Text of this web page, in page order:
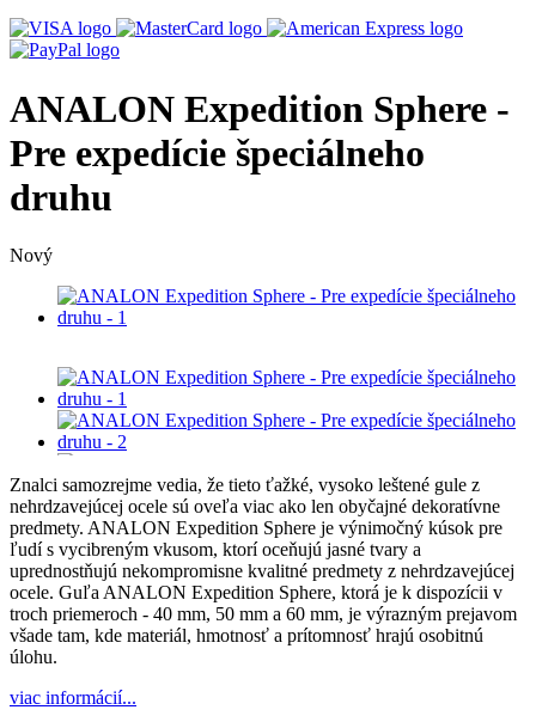
ANALON Expedition Sphere -
Pre expedície špeciálneho
druhu
Nový
Znalci samozrejme vedia, že tieto ťažké, vysoko leštené gule z
nehrdzavejúcej ocele sú oveľa viac ako len obyčajné dekoratívne
predmety. ANALON Expedition Sphere je výnimočný kúsok pre
ľudí s vycibreným vkusom, ktorí oceňujú jasné tvary a
uprednostňujú nekompromisne kvalitné predmety z nehrdzavejúcej
ocele. Guľa ANALON Expedition Sphere, ktorá je k dispozícii v
troch priemeroch - 40 mm, 50 mm a 60 mm, je výrazným prejavom
všade tam, kde materiál, hmotnosť a prítomnosť hrajú osobitnú
úlohu.
viac informácií...